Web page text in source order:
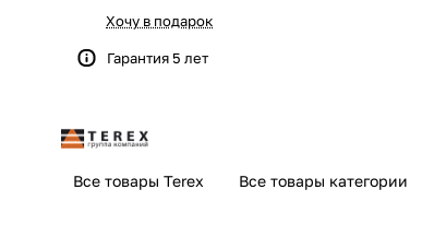
Хочу в подарок
Гарантия 5 лет
Все товары Terex Все товары категории